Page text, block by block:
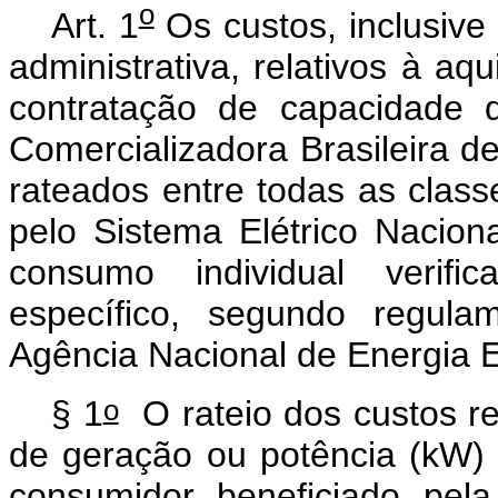
Art. 1oOs custos, inclusive
administrativa, relativos à
contratação de
Comercializadora Brasileira
rateados entre todas as
pelo Sistema Elétrico
consumo individual
específico, segundo
Agência Nacional de Energia
§ 1oO rateio dos custos
de geração ou potência